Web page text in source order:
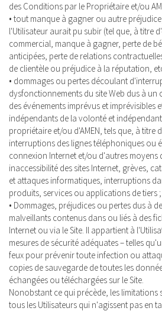
des Conditions par le Propriétaire et/ou
• tout manque à gagner ou autre
l'Utilisateur aurait pu subir (tel que, à titre
commercial, manque à gagner, perte de
anticipées, perte de relations
de clientèle ou préjudice à la réputation,
• dommages ou pertes découlant
dysfonctionnements du site Web dus à un
des événements imprévus et imprévisibles
indépendants de la volonté et
propriétaire et/ou d'AMEN, tels que, à titre
interruptions des lignes téléphoniques ou
connexion Internet et/ou d'autres moyens
inaccessibilité des sites Internet, grèves,
et attaques informatiques, interruptions
produits, services ou applications de tiers ;
• Dommages, préjudices ou pertes dus à
malveillants contenus dans ou liés à des
Internet ou via le Site. Il appartient à
mesures de sécurité adéquates – telles
feux pour prévenir toute infection ou
copies de sauvegarde de toutes les
échangées ou téléchargées sur le Site.
Nonobstant ce qui précède, les limitations
tous les Utilisateurs qui n'agissent pas en